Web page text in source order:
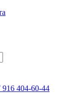
916 404-60-44